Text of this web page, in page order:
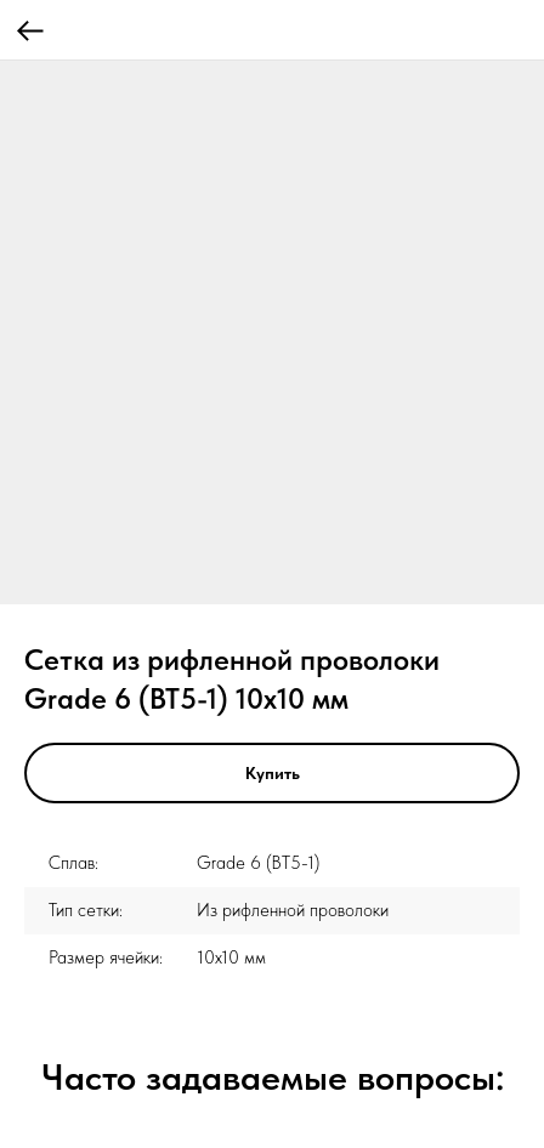
Сетка из рифленной проволоки
Grade 6 (ВТ5-1) 10x10 мм
Купить
Сплав: Grade 6 (ВТ5-1)
Тип сетки: Из рифленной проволоки
Размер ячейки: 10x10 мм
Часто задаваемые вопросы: